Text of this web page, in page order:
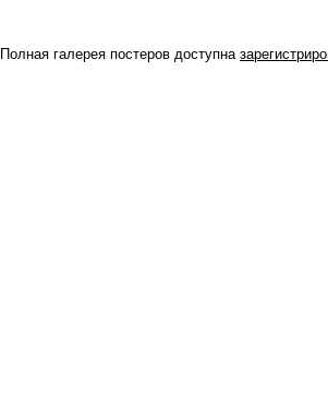
Полная галерея постеров доступна